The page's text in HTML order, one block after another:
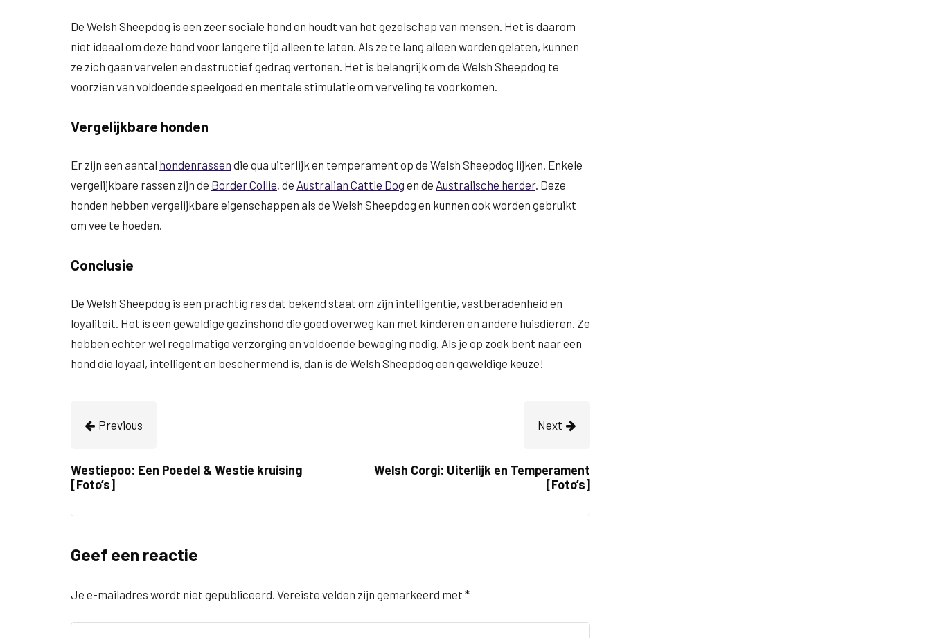
De Welsh Sheepdog is een zeer sociale hond en houdt van het gezelschap van mensen. Het is daarom
niet ideaal om deze hond voor langere tijd alleen te laten. Als ze te lang alleen worden gelaten, kunnen
ze zich gaan vervelen en destructief gedrag vertonen. Het is belangrijk om de Welsh Sheepdog te
voorzien van voldoende speelgoed en mentale stimulatie om verveling te voorkomen.
Vergelijkbare honden
Er zijn een aantal hondenrassen die qua uiterlijk en temperament op de Welsh Sheepdog lijken. Enkele
vergelijkbare rassen zijn de Border Collie, de Australian Cattle Dog en de Australische herder. Deze
honden hebben vergelijkbare eigenschappen als de Welsh Sheepdog en kunnen ook worden gebruikt
om vee te hoeden.
Conclusie
De Welsh Sheepdog is een prachtig ras dat bekend staat om zijn intelligentie, vastberadenheid en
loyaliteit. Het is een geweldige gezinshond die goed overweg kan met kinderen en andere huisdieren. Ze
hebben echter wel regelmatige verzorging en voldoende beweging nodig. Als je op zoek bent naar een
hond die loyaal, intelligent en beschermend is, dan is de Welsh Sheepdog een geweldige keuze!
Previous
Westiepoo: Een Poedel & Westie kruising
[Foto’s]
Next
Welsh Corgi: Uiterlijk en Temperament
[Foto’s]
Geef een reactie
Je e-mailadres wordt niet gepubliceerd. Vereiste velden zijn gemarkeerd met *